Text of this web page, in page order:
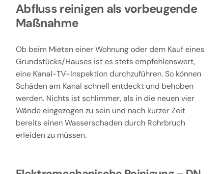
Abfluss reinigen als vorbeugende
Maßnahme
Ob beim Mieten einer Wohnung oder dem Kauf eines
Grundstücks/Hauses ist es stets empfehlenswert,
eine Kanal-TV-Inspektion durchzuführen. So können
Schäden am Kanal schnell entdeckt und behoben
werden. Nichts ist schlimmer, als in die neuen vier
Wände eingezogen zu sein und nach kurzer Zeit
bereits einen Wasserschaden durch Rohrbruch
erleiden zu müssen.